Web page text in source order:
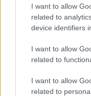
I want to allow
related to
device identifiers
I want to allow
related to
I want to allow
related to
Η κόντρα,
στη Βουλή, με
βαριές
ταγμάτων» και
Υπενθύμισε τη
παρελθόν, όταν
ΠΑΣΟΚ,